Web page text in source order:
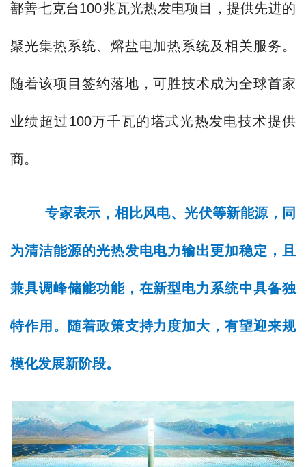
鄯善七克台100兆瓦光热发电项目，提供先进的
聚光集热系统、熔盐电加热系统及相关服务。
随着该项目签约落地，可胜技术成为全球首家
业绩超过100万千瓦的塔式光热发电技术提供
商。
专家表示，相比风电、光伏等新能源，同
为清洁能源的光热发电电力输出更加稳定，且
兼具调峰储能功能，在新型电力系统中具备独
特作用。随着政策支持力度加大，有望迎来规
模化发展新阶段。